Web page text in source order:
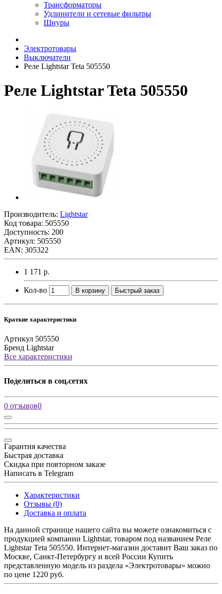
Трансформаторы
Удлинители и сетевые фильтры
Шнуры
Электротовары
Выключатели
Реле Lightstar Teta 505550
Реле Lightstar Teta 505550
Производитель: Lightstar
Код товара: 505550
Доступность: 200
Артикул: 505550
EAN: 305322
1 171 р.
Кол-во В корзину Быстрый заказ
Краткие характеристики
Артикул 505550
Бренд Lightstar
Все характеристики
Поделиться в соц.сетях
0 отзывов0
Гарантия качества
Быстрая доставка
Скидка при повторном заказе
Написать в Telegram
Характеристики
Отзывы (0)
Доставка и оплата
На данной странице нашего сайта вы можете ознакомиться с
продукцией компании Lightstar, товаром под названием Реле
Lightstar Teta 505550. Интернет-магазин доставит Ваш заказ по
Москве, Санкт-Петербургу и всей России Купить
представленную модель из раздела «Электротовары» можно
по цене 1220 руб.